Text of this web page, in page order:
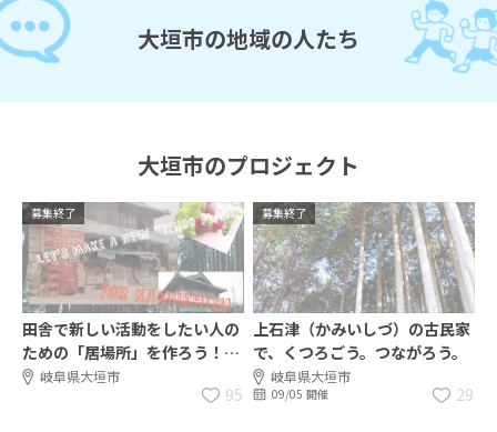
大垣市の地域の人たち
大垣市のプロジェクト
募集終了
田舎で新しい活動をしたい人の
ための「居場所」を作ろう！
～古民家再生に一緒に取り組む
岐阜県大垣市
95
募集終了
上石津（かみいしづ）の古民家
で、くつろごう。つながろう。
岐阜県大垣市
09/05 開催 29